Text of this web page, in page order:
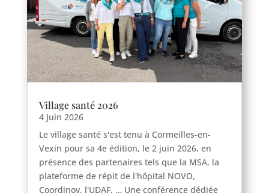
Haravilliers
Le Bellay-en-vexin
Le Heaulme
Le Perchay
Longuesse
Marines
Village santé 2026
4 Juin 2026
Le village santé s'est tenu à Cormeilles-en-
Vexin pour sa 4e édition, le 2 juin 2026, en
présence des partenaires tels que la MSA, la
plateforme de répit de l'hôpital NOVO,
Coordinov, l'UDAF, … Une conférence dédiée